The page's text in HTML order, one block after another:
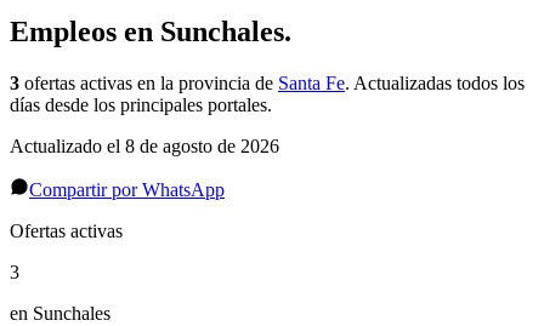
Empleos en Sunchales.
3 ofertas activas en la provincia de Santa Fe. Actualizadas todos los
días desde los principales portales.
Actualizado el 8 de agosto de 2026
Compartir por WhatsApp
Ofertas activas
3
en Sunchales